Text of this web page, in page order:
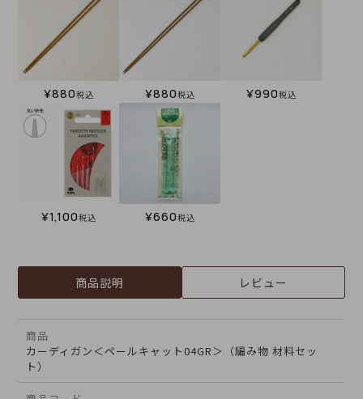
¥880税込 ¥880税込 ¥990税込
¥1,100税込 ¥660税込
商品説明 レビュー
商品
カーディガン＜ペールキャット04GR＞（編み物 材料セッ
ト）